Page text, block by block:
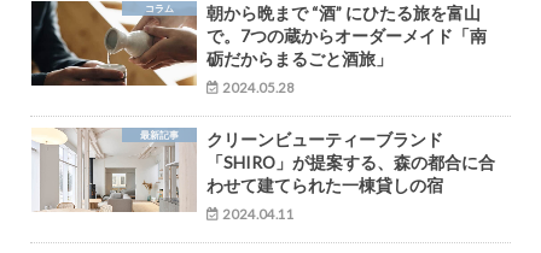
コラム
朝から晩まで “酒” にひたる旅を富山
で。7つの蔵からオーダーメイド「南
砺だからまるごと酒旅」
2024.05.28
最新記事
クリーンビューティーブランド
「SHIRO」が提案する、森の都合に合
わせて建てられた一棟貸しの宿
2024.04.11